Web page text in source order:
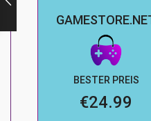
BESTER PREIS
€24.99